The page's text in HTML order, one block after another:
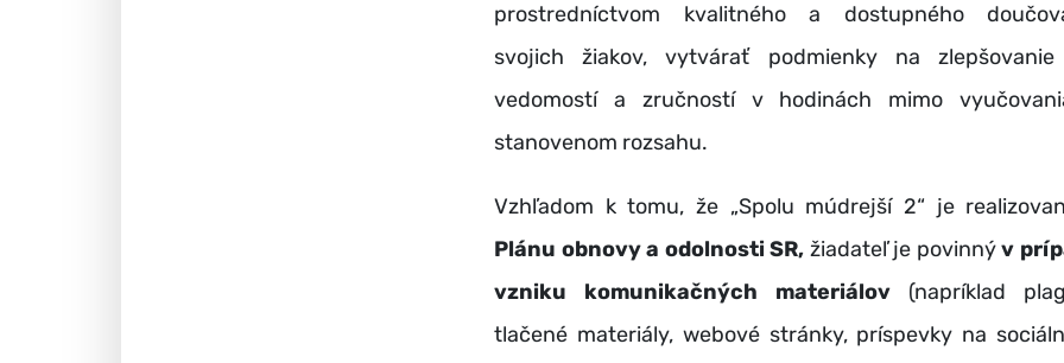
prostredníctvom kvalitného a dostupného
svojich žiakov, vytvárať podmienky na
vedomostí a zručností v hodinách mimo
stanovenom rozsahu.
Vzhľadom k tomu, že „Spolu múdrejší 2“ je
Plánu obnovy a odolnosti SR, žiadateľ je povinnýv
vzniku komunikačných materiálov (napríklad
tlačené materiály, webové stránky, príspevky na